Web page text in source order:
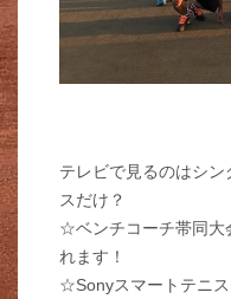
テレビで見るのはシ
スだけ？
☆ベンチコーチ帯同大
れます！
☆Sonyスマートテニ